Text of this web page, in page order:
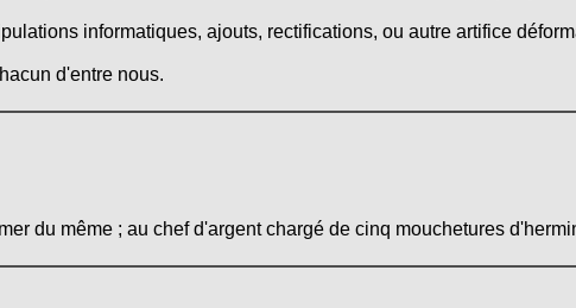
informatiques, ajouts, rectifications, ou autre artifice
d'entre nous.
du même ; au chef d'argent chargé de cinq mouchetures